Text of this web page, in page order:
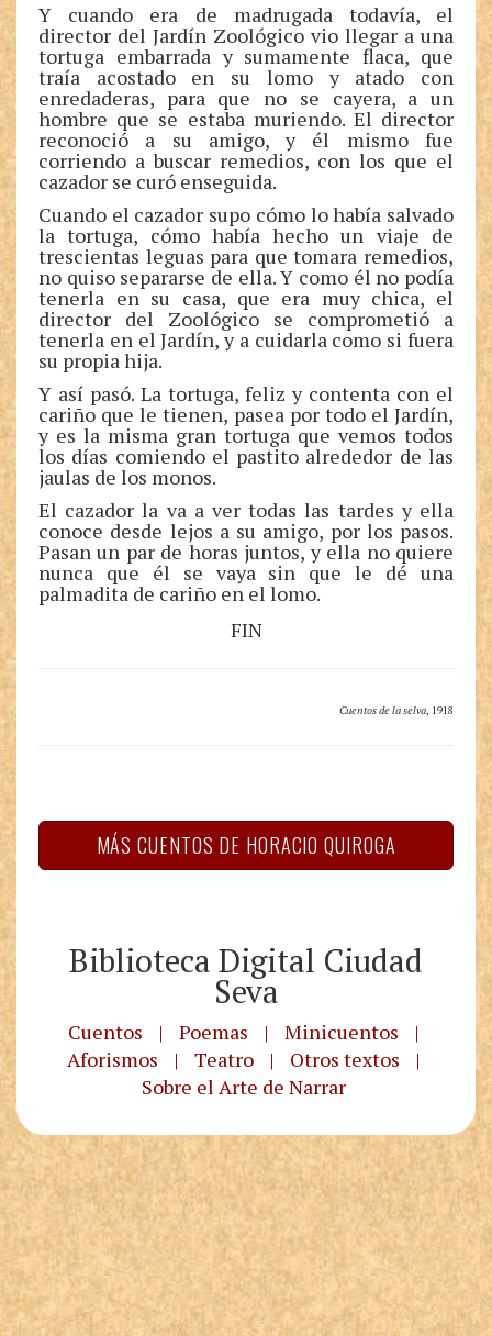
Y cuando era de madrugada todavía, el
director del Jardín Zoológico vio llegar a una
tortuga embarrada y sumamente flaca, que
traía acostado en su lomo y atado con
enredaderas, para que no se cayera, a un
hombre que se estaba muriendo. El director
reconoció a su amigo, y él mismo fue
corriendo a buscar remedios, con los que el
cazador se curó enseguida.
Cuando el cazador supo cómo lo había salvado
la tortuga, cómo había hecho un viaje de
trescientas leguas para que tomara remedios,
no quiso separarse de ella. Y como él no podía
tenerla en su casa, que era muy chica, el
director del Zoológico se comprometió a
tenerla en el Jardín, y a cuidarla como si fuera
su propia hija.
Y así pasó. La tortuga, feliz y contenta con el
cariño que le tienen, pasea por todo el Jardín,
y es la misma gran tortuga que vemos todos
los días comiendo el pastito alrededor de las
jaulas de los monos.
El cazador la va a ver todas las tardes y ella
conoce desde lejos a su amigo, por los pasos.
Pasan un par de horas juntos, y ella no quiere
nunca que él se vaya sin que le dé una
palmadita de cariño en el lomo.
FIN
Cuentos de la selva, 1918
MÁS CUENTOS DE HORACIO QUIROGA
Biblioteca Digital Ciudad
Seva
Cuentos | Poemas | Minicuentos
|
Aforismos
| Teatro | Otros textos
|
Sobre el Arte de Narrar